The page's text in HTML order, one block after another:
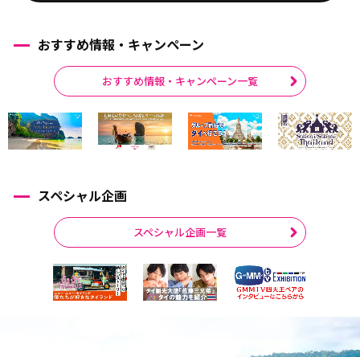
おすすめ情報・キャンペーン
おすすめ情報・キャンペーン一覧
スペシャル企画
スペシャル企画一覧